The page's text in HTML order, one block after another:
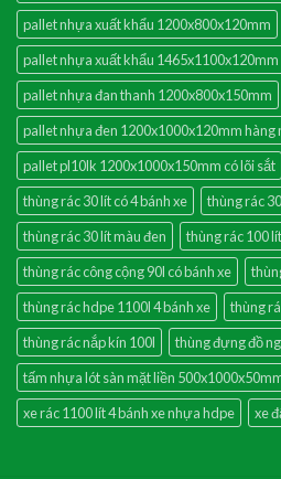
pallet nhựa xuất khẩu 1200x800x120mm
pallet nhựa xuất khẩu 1465x1100x120mm
pallet nhựa đan thanh 1200x800x150mm
pallet nhựa đen 1200x1000x120mm hàng
pallet pl10lk 1200x1000x150mm có lõi sắt
thùng rác 30 lít có 4 bánh xe
thùng rác
thùng rác 30 lít màu đen
thùng rác 100
thùng rác công cộng 90l có bánh xe
thùng rác hdpe 1100l 4 bánh xe
thùng
thùng rác nắp kín 100l
thùng đựng đồ
tấm nhựa lót sàn mặt liền
xe rác 1100 lít 4 bánh xe nhựa hdpe
xe